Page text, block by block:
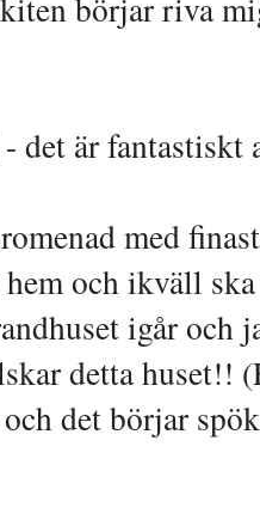
börjar riva
det är fantastiskt
med
och ikväll
igår och
detta huset!!
det börjar